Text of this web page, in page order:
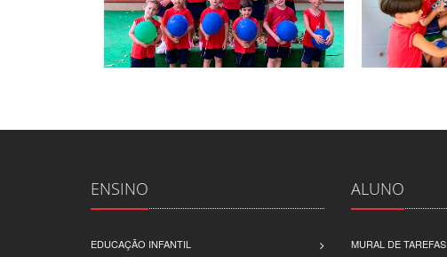
ENSINO
EDUCAÇÃO INFANTIL
ALUNO
MURAL DE TAREFAS